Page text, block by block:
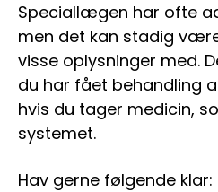
Speciallægen har ofte
men det kan stadig
visse oplysninger med.
du har fået behandling
hvis du tager medicin,
systemet.
Hav gerne følgende klar: